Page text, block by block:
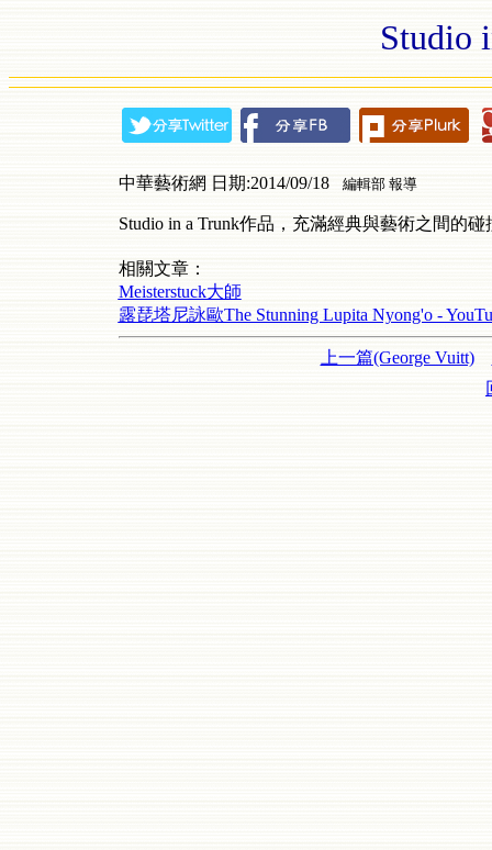
Studio
中華藝術網 日期:2014/09/18 編輯部 報導
Studio in a Trunk作品，充滿經典與藝術之間的
相關文章：
Meisterstuck大師
露琵塔尼詠歐The Stunning Lupita Nyong'o -
上一篇(George Vuitt)